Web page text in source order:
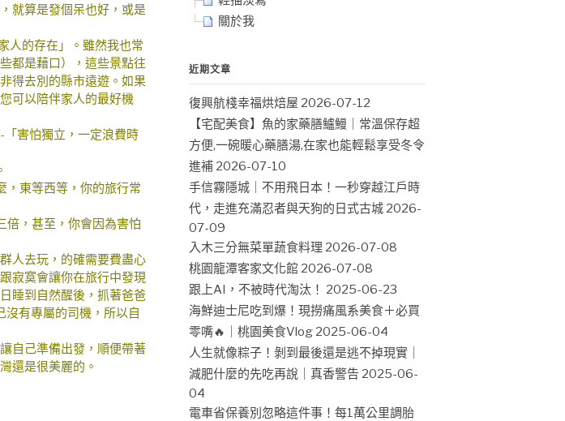
就算是發個呆也好，或是
的存在」。雖然我也常
都是藉口），這些景點往
得去別的縣市遠遊。如果
可以陪伴家人的最好機
害怕獨立，一定浪費時
，東等西等，你的旅行常
倍，甚至，你會因為害怕
人去玩，的確需要費盡心
寂寞會讓你在旅行中發現
睡到自然醒後，抓著爸爸
沒有專屬的司機，所以自
自己準備出發，順便帶著
還是很美麗的。
關於我
近期文章
復興航棧幸福烘焙屋 2026-07-12
【宅配美食】魚的家藥膳鱸鰻｜常溫保存超
方便,一碗暖心藥膳湯,在家也能輕鬆享受冬令
進補 2026-07-10
手信霧隱城｜不用飛日本！一秒穿越江戶時
代，走進充滿忍者與天狗的日式古城 2026-
07-09
入木三分無菜單蔬食料理 2026-07-08
桃園龍潭客家文化館 2026-07-08
跟上AI，不被時代淘汰！ 2025-06-23
海鮮迪士尼吃到爆！現撈痛風系美食＋必買
零嘴🔥｜桃園美食Vlog 2025-06-04
人生就像粽子！剝到最後還是逃不掉現實｜
減肥什麼的先吃再說｜真香警告 2025-06-
04
電車省保養別忽略這件事！每1萬公里調胎